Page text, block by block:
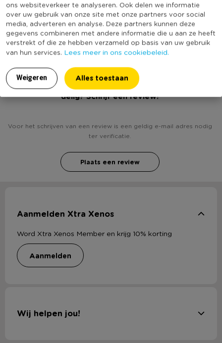
ons websiteverkeer te analyseren. Ook delen we informatie
over uw gebruik van onze site met onze partners voor social
media, adverteren en analyse. Deze partners kunnen deze
gegevens combineren met andere informatie die u aan ze heeft
verstrekt of die ze hebben verzameld op basis van uw gebruik
van hun services. Lees meer in ons cookiebeleid.
Weigeren Alles toestaan
Kledingmaat
L
Duurzaamheidsscore
(Nog) geen score
bekend
Heb jij Sexy Verpleegsterpakje - maat L/XL - 4-
delig? Schrijf een review!
Voor het schrijven van een review is een geldig e-mail adres nodig
ter verificatie.
Plaats een review
Aanmelden Xtra Xenos
Word Xtra Xenos Member en krijg 10% korting
aanmelden
Wij helpen jou!